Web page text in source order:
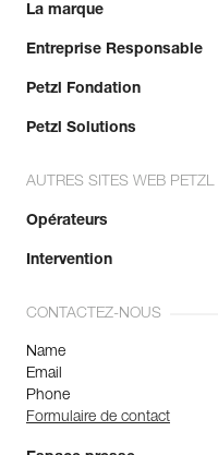
La marque
Entreprise Responsable
Petzl Fondation
Petzl Solutions
AUTRES SITES WEB PETZL
Opérateurs
Intervention
CONTACTEZ-NOUS
Name
Email
Phone
Formulaire de contact